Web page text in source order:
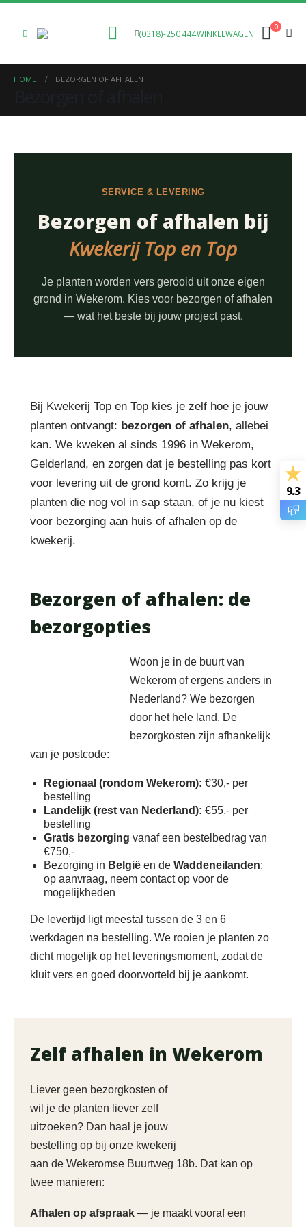
(0318)-250 444WINKELWAGEN
0
HOME BEZORGEN OF AFHALEN
SERVICE & LEVERING
Bezorgen of afhalen bij
Kwekerij Top en Top
Je planten worden vers gerooid uit onze eigen
grond in Wekerom. Kies voor bezorgen of afhalen
— wat het beste bij jouw project past.
Bij Kwekerij Top en Top kies je zelf hoe je jouw
planten ontvangt: bezorgen of afhalen, allebei
kan. We kweken al sinds 1996 in Wekerom,
Gelderland, en zorgen dat je bestelling pas kort
voor levering uit de grond komt. Zo krijg je
planten die nog vol in sap staan, of je nu kiest
voor bezorging aan huis of afhalen op de
kwekerij.
Bezorgen of afhalen: de
bezorgopties
Woon je in de buurt van
Wekerom of ergens anders in
Nederland? We bezorgen
door het hele land. De
bezorgkosten zijn afhankelijk
van je postcode:
Regionaal (rondom Wekerom): €30,- per
bestelling
Landelijk (rest van Nederland): €55,- per
bestelling
Gratis bezorging vanaf een bestelbedrag van
€750,-
Bezorging in België en de Waddeneilanden:
op aanvraag, neem contact op voor de
mogelijkheden
De levertijd ligt meestal tussen de 3 en 6
werkdagen na bestelling. We rooien je planten zo
dicht mogelijk op het leveringsmoment, zodat de
kluit vers en goed doorworteld bij je aankomt.
Zelf afhalen in Wekerom
Liever geen bezorgkosten of
wil je de planten liever zelf
uitzoeken? Dan haal je jouw
bestelling op bij onze kwekerij
aan de Wekeromse Buurtweg 18b. Dat kan op
twee manieren:
Afhalen op afspraak — je maakt vooraf een
9.3